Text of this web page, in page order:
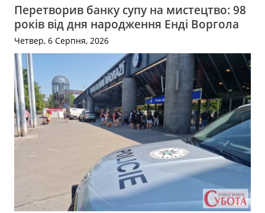
Перетворив банку супу на мистецтво: 98
років від дня народження Енді Воргола
Четвер, 6 Серпня, 2026